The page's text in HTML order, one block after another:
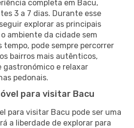
completa em Bacu,
3 a 7 dias. Durante esse
explorar as principais
ambiente da cidade sem
tempo, pode sempre percorrer
bairros mais autênticos,
gastronómico e relaxar
pedonais.
para visitar Bacu
para visitar Bacu pode ser uma
a liberdade de explorar para